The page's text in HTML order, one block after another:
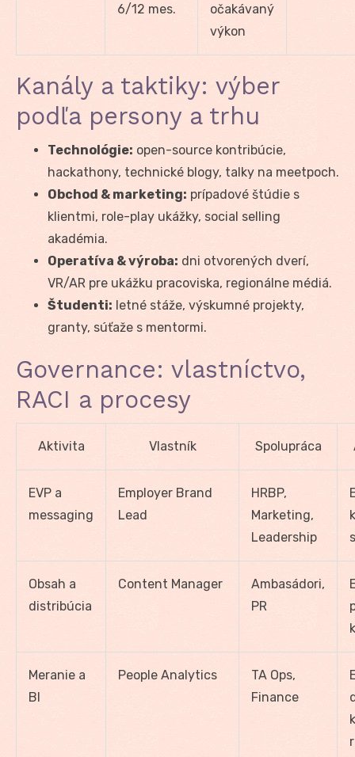
6/12 mes.
očakávaný
výkon
Kanály a taktiky: výber
podľa persony a trhu
Technológie: open-source kontribúcie,
hackathony, technické blogy, talky na meetpoch.
Obchod & marketing: prípadové štúdie s
klientmi, role-play ukážky, social selling
akadémia.
Operatíva & výroba: dni otvorených dverí,
VR/AR pre ukážku pracoviska, regionálne médiá.
Študenti: letné stáže, výskumné projekty,
granty, súťaže s mentormi.
Governance: vlastníctvo,
RACI a procesy
Aktivita Vlastník Spolupráca
EVP a
messaging
Employer Brand
Lead
HRBP,
Marketing,
Leadership
Obsah a
distribúcia
Content Manager
Ambasádori,
PR
Meranie a
BI
People Analytics
TA Ops,
Finance